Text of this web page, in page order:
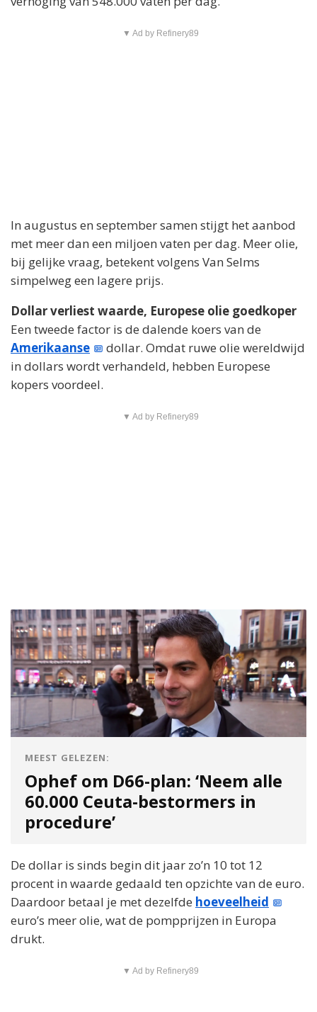
▼ Ad by Refinery89
In augustus en september samen stijgt het aanbod
met meer dan een miljoen vaten per dag. Meer olie,
bij gelijke vraag, betekent volgens Van Selms
simpelweg een lagere prijs.
Dollar verliest waarde, Europese olie goedkoper
Een tweede factor is de dalende koers van de
Amerikaanse
dollar. Omdat ruwe olie wereldwijd
in dollars wordt verhandeld, hebben Europese
kopers voordeel.
▼ Ad by Refinery89
MEEST GELEZEN:
Ophef om D66-plan: ‘Neem alle
60.000 Ceuta-bestormers in
procedure’
De dollar is sinds begin dit jaar zo’n 10 tot 12
procent in waarde gedaald ten opzichte van de euro.
Daardoor betaal je met dezelfde hoeveelheid
euro’s meer olie, wat de pompprijzen in Europa
drukt.
▼ Ad by Refinery89